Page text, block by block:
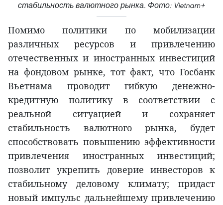
стабильность валютного рынка. Фото: Vietnam+
Помимо политики по мобилизации
различных ресурсов и привлечению
отечественных и иностранных инвестиций
на фондовом рынке, тот факт, что Госбанк
Вьетнама проводит гибкую денежно-
кредитную политику в соответствии с
реальной ситуацией и сохраняет
стабильность валютного рынка, будет
способствовать повышению эффективности
привлечения иностранных инвестиций;
позволит укрепить доверие инвесторов к
стабильному деловому климату; придаст
новый импульс дальнейшему привлечению